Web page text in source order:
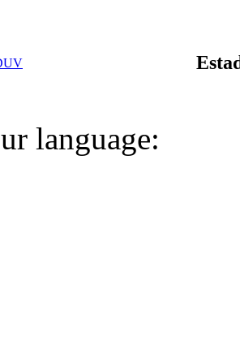
language: